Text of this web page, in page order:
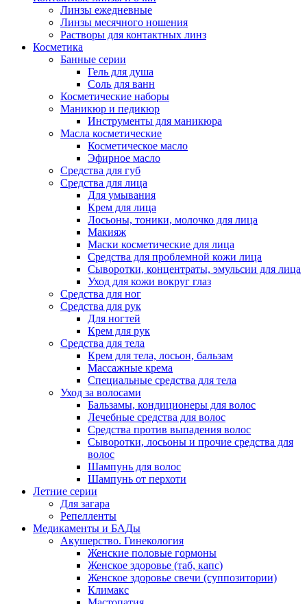
Линзы ежедневные
Линзы месячного ношения
Растворы для контактных линз
Косметика
Банные серии
Гель для душа
Соль для ванн
Косметические наборы
Маникюр и педикюр
Инструменты для маникюра
Масла косметические
Косметическое масло
Эфирное масло
Средства для губ
Средства для лица
Для умывания
Крем для лица
Лосьоны, тоники, молочко для лица
Макияж
Маски косметические для лица
Средства для проблемной кожи лица
Сыворотки, концентраты, эмульсии для лица
Уход для кожи вокруг глаз
Средства для ног
Средства для рук
Для ногтей
Крем для рук
Средства для тела
Крем для тела, лосьон, бальзам
Массажные крема
Специальные средства для тела
Уход за волосами
Бальзамы, кондиционеры для волос
Лечебные средства для волос
Средства против выпадения волос
Сыворотки, лосьоны и прочие средства для
волос
Шампунь для волос
Шампунь от перхоти
Летние серии
Для загара
Репелленты
Медикаменты и БАДы
Акушерство. Гинекология
Женские половые гормоны
Женское здоровье (таб, капс)
Женское здоровье свечи (суппозитории)
Климакс